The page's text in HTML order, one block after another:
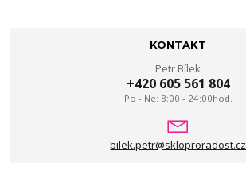
KONTAKT
Petr Bílek
+420 605 561 804
Po - Ne: 8:00 - 24:00hod.
bilek.petr@skloproradost.cz